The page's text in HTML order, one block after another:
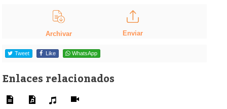
Archivar Enviar
Tweet Like WhatsApp
Enlaces relacionados